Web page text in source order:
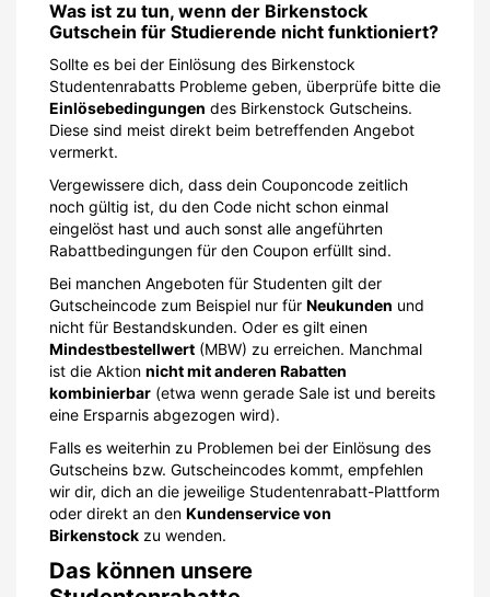
Was ist zu tun, wenn der Birkenstock
Gutschein für Studierende nicht funktioniert?
Sollte es bei der Einlösung des Birkenstock
Studentenrabatts Probleme geben, überprüfe bitte die
Einlösebedingungen des Birkenstock Gutscheins.
Diese sind meist direkt beim betreffenden Angebot
vermerkt.
Vergewissere dich, dass dein Couponcode zeitlich
noch gültig ist, du den Code nicht schon einmal
eingelöst hast und auch sonst alle angeführten
Rabattbedingungen für den Coupon erfüllt sind.
Bei manchen Angeboten für Studenten gilt der
Gutscheincode zum Beispiel nur für Neukunden und
nicht für Bestandskunden. Oder es gilt einen
Mindestbestellwert (MBW) zu erreichen. Manchmal
ist die Aktion nicht mit anderen Rabatten
kombinierbar (etwa wenn gerade Sale ist und bereits
eine Ersparnis abgezogen wird).
Falls es weiterhin zu Problemen bei der Einlösung des
Gutscheins bzw. Gutscheincodes kommt, empfehlen
wir dir, dich an die jeweilige Studentenrabatt-Plattform
oder direkt an den Kundenservice von
Birkenstock zu wenden.
Das können unsere